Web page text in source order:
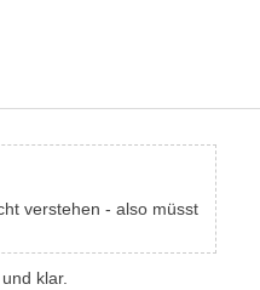
verstehen - also müsst
klar.